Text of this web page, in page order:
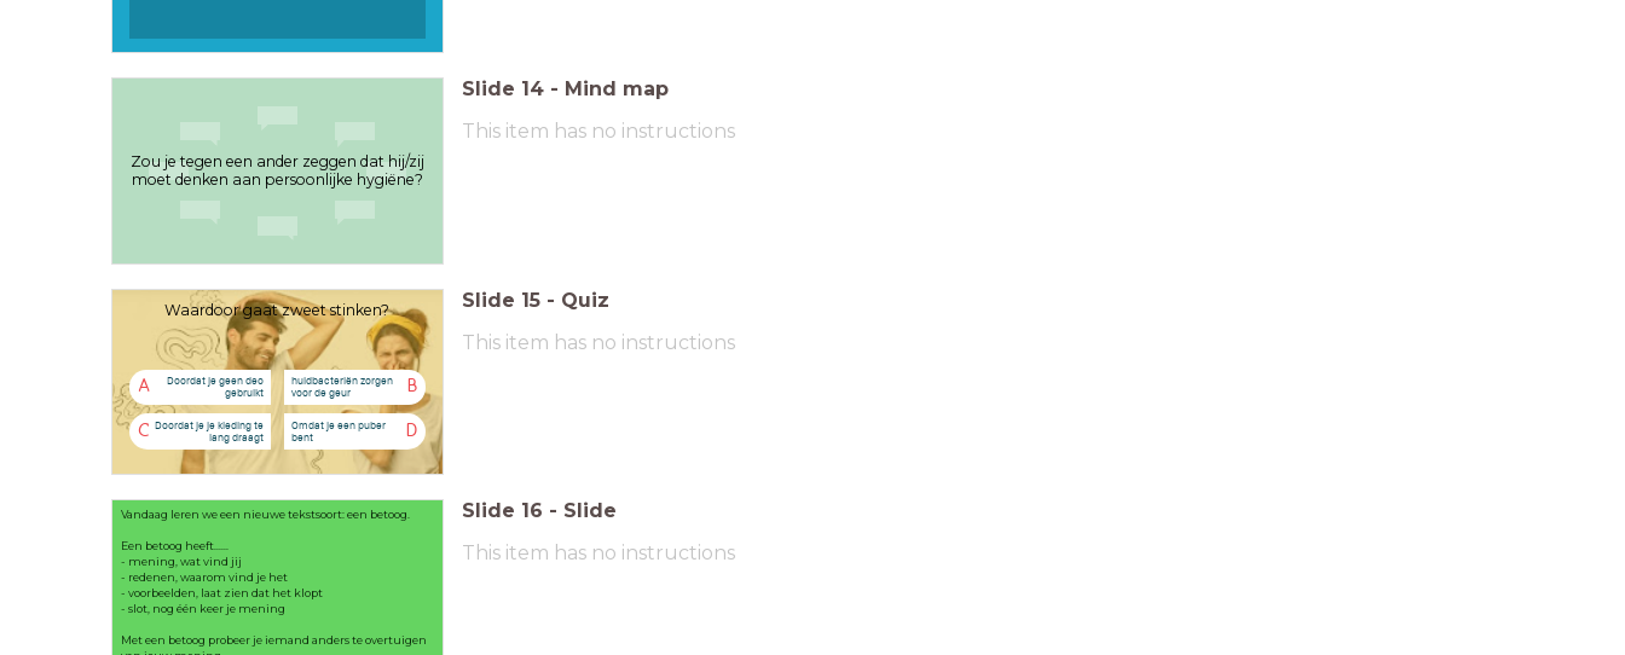
Zou je tegen een ander zeggen dat hij/zij
moet denken aan persoonlijke hygiëne?
Slide 14 - Mind map
This item has no instructions
Waardoor gaat zweet stinken?
A
Doordat je geen deo
gebruikt
B
huidbacteriën zorgen
voor de geur
C Doordat je je kleding te
lang draagt
D
Omdat je een puber
bent
Slide 15 - Quiz
This item has no instructions
Vandaag leren we een nieuwe tekstsoort: een betoog.
Een betoog heeft......
- mening, wat vind jij
- redenen, waarom vind je het
- voorbeelden, laat zien dat het klopt
- slot, nog één keer je mening
Met een betoog probeer je iemand anders te overtuigen
Slide 16 - Slide
This item has no instructions